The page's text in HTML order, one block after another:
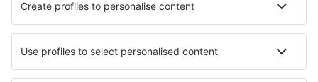
Ryanair
Wizz Air
Lufthansa
Eurowings